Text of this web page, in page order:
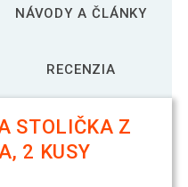
NÁVODY A ČLÁNKY
RECENZIA
STOLIČKA Z
2 KUSY